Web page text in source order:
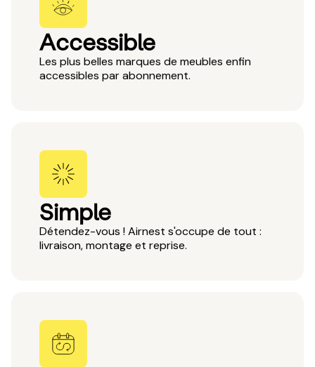
Accessible
Les plus belles marques de meubles enfin
accessibles par abonnement.
Simple
Détendez-vous ! Airnest s'occupe de tout :
livraison, montage et reprise.